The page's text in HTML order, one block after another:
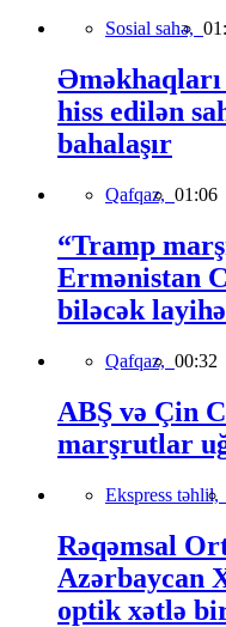
Sosial sahə,
hiss edilən
bahalaşır
Qafqaz, 01:06
“Tramp
Ermənistan
biləcək
Qafqaz, 00:32
ABŞ və Çin
marşrutlar
Ekspress təhlil,
Rəqəmsal
Azərbaycan
optik xətlə